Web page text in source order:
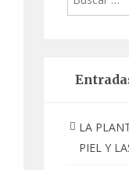
LA
PIEL Y